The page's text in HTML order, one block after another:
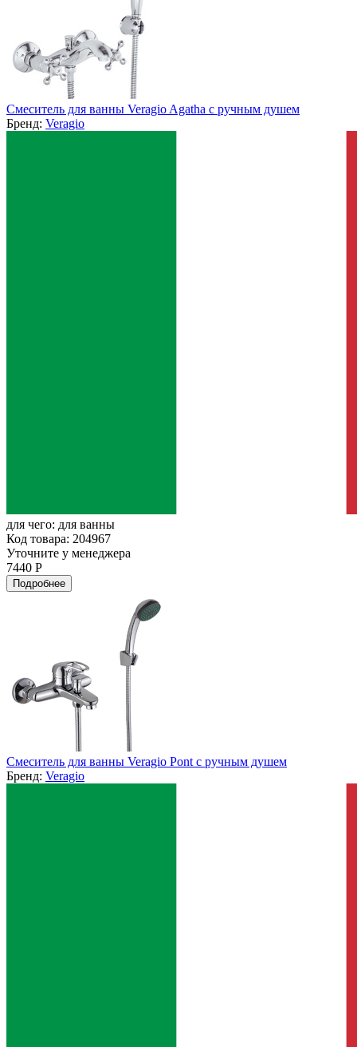
Смеситель для ванны Veragio Agatha с ручным душем
Бренд: Veragio
для чего: для ванны
Код товара: 204967
Уточните у менеджера
7440 Р
Подробнее
Смеситель для ванны Veragio Pont с ручным душем
Бренд: Veragio